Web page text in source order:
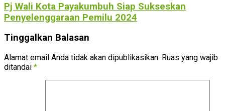
Pj Wali Kota Payakumbuh Siap Sukseskan
Penyelenggaraan Pemilu 2024
Tinggalkan Balasan
Alamat email Anda tidak akan dipublikasikan. Ruas yang wajib
ditandai *